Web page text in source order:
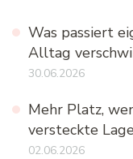
Was passiert
Alltag
30.06.2026
Mehr Platz,
versteckte
02.06.2026